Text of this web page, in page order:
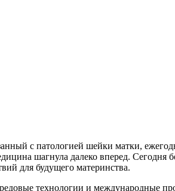
с патологией шейки матки,
шагнула далеко вперед.
для будущего материнства.
технологии и международные